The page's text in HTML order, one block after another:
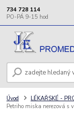
734 728 114
Úvod LÉKAŘSKÉ -
Petriho miska nerezová s